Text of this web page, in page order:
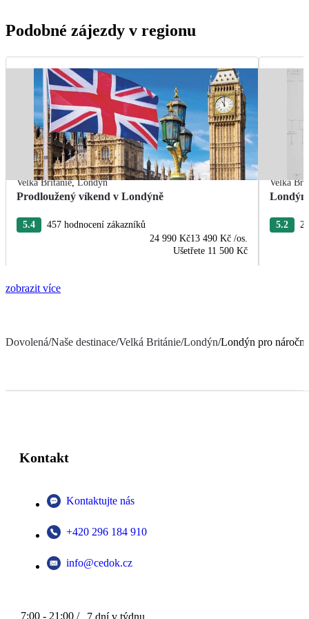
Podobné zájezdy v regionu
Velká Británie,Londýn
Prodloužený víkend v Londýně
5.4
457 hodnocení zákazníků
24 990 Kč13 490 Kč /os.
Ušetřete 11 500 Kč
Velká
Londýn
5.2
zobrazit více
Dovolená/Naše destinace/Velká Británie/Londýn/Londýn pro náročné
Kontakt
Kontaktujte nás
+420 296 184 910
info@cedok.cz
7:00 - 21:00 / 7 dní v týdnu